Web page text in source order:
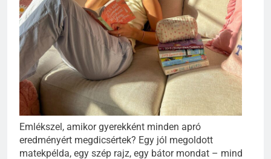
Emlékszel, amikor gyerekként minden apró
eredményért megdicsértek? Egy jól megoldott
matekpélda, egy szép rajz, egy bátor mondat – mind